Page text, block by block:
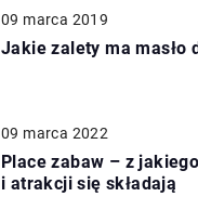
09 marca 2019
Jakie zalety ma masło
09 marca 2022
Place zabaw – z
i atrakcji się składają